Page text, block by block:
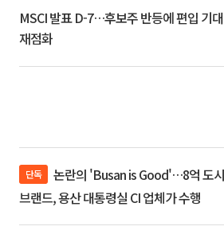
MSCI 발표 D-7…후보주 반등에 편입 기대
재점화
단독
브랜드, 용산 대통령실 CI 업체가 수행